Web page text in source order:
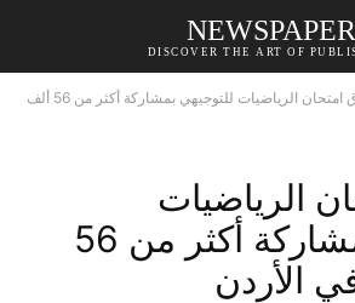
NEWSPAPER
DISCOVER THE ART OF
انطلاق امتحان الرياضيات للتوجيهي بمشاركة أكثر من 56 ألف
الرياضيات
للتوجيهي بمشاركة أكثر من 56
الأردن